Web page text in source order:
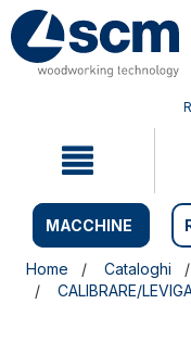
Salta
contenuto
Salta
menu
MACCHINE
Home Cataloghi
CALIBRARE/